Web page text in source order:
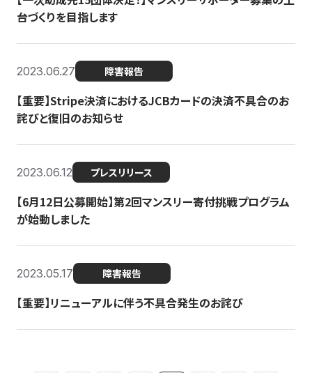
台づくりを目指します
2023.06.27 障害報告
【重要】Stripe決済におけるJCBカードの決済不具合のお
詫びと復旧のお知らせ
2023.06.12 プレスリリース
【6月12日公募開始】第2回マンスリー寄付挑戦プログラム
が始動しました
2023.05.17 障害報告
【重要】リニューアルに伴う不具合発生のお詫び